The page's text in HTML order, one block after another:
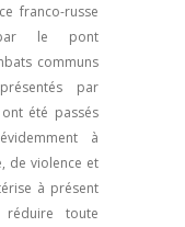
franco-russe
par le pont
communs
par
ont été passés
à
de violence et
à présent
réduire toute